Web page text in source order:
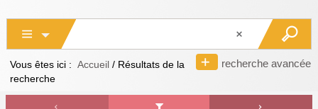
recherche avancée
Vous êtes ici : Accueil / Résultats de la
recherche